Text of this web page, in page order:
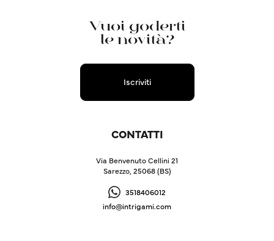
Vuoi goderti
le novità?
Iscriviti
CONTATTI
Via Benvenuto Cellini 21
Sarezzo, 25068 (BS)
3518406012
info@intrigami.com